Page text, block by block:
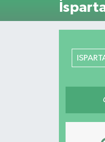
Trafik Durumu
Tüm Manşetler
Haber Arşivi